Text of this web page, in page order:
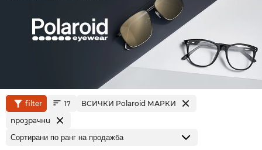
filter 17
ВСИЧКИ Polaroid МАРКИ
прозрачни